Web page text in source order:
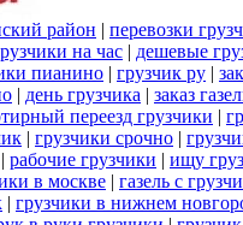
район | перевозки
на час | дешевые
пианино | грузчик ру |
| день грузчика | заказ
переезд грузчики |
| грузчики срочно |
| рабочие грузчики | ищу
в москве | газель с
| грузчики в нижнем